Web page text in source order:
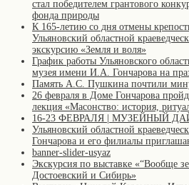
стал победителем грантового
фонда природы
К 165-летию со дня отмены
Ульяновский областной
экскурсию «Земля и воля»
График работы Ульяновского
музея имени И.А. Гончарова на
Память А.С. Пушкина почтили
26 февраля в Доме Гончарова
лекция «Масонство: история,
16-23 ФЕВРАЛЯ | МУЗЕЙНЫЙ
Ульяновский областной
Гончарова и его филиалы
banner-slider-usyaz
Экскурсия по выставке «“Вообще
Достоевский и Сибирь»